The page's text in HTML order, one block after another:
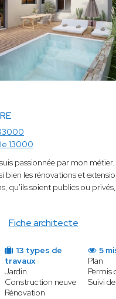
Fiche architecte
13000
passionnée par mon
bien les rénovations et
qu'ils soient publics ou
13 types de
travaux
Jardin
Construction neuve
Rénovation
5
Plan
Permis
Suivi